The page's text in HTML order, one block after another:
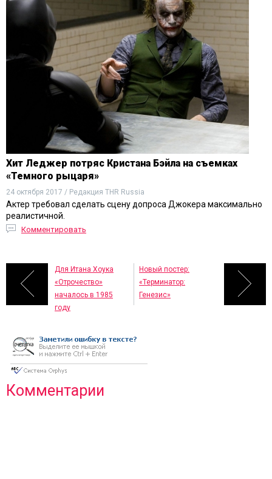
Хит Леджер потряс Кристана Бэйла на съемках
«Темного рыцаря»
24 октября 2017 / Редакция THR Russia
Актер требовал сделать сцену допроса Джокера максимально
реалистичной.
Комментировать
Для Итана Хоука
«Отрочество»
началось в 1985
году
Новый постер:
«Терминатор:
Генезис»
Комментарии